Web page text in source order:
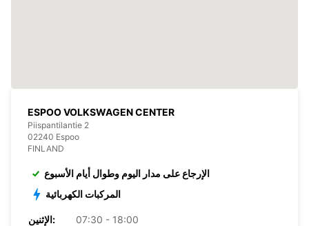
ESPOO VOLKSWAGEN CENTER
Piispantilantie 2
02240 Espoo
FINLAND
الإرجاع على مدار اليوم وطوال أيام الأسبوع
المركبات الكهربائية
الإثنين:
07:30 - 18:00